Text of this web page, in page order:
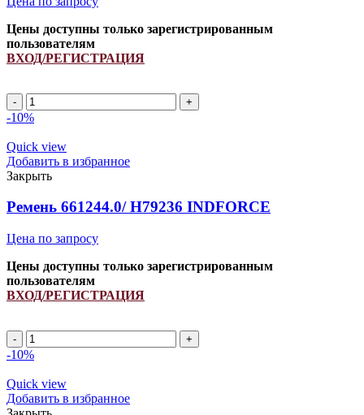
Цены доступны только зарегистрированным
пользователям
ВХОД/РЕГИСТРАЦИЯ
A
1290Li/
ремень
клиновой
INDFORCE
Strongest
quantity
-10%
Quick view
Добавить в избранное
Закрыть
Ремень 661244.0/ H79236 INDFORCE
Цена по запросу
Цены доступны только зарегистрированным
пользователям
ВХОД/РЕГИСТРАЦИЯ
Ремень
661244.0/
INDFORCE
quantity
-10%
Quick view
Добавить в избранное